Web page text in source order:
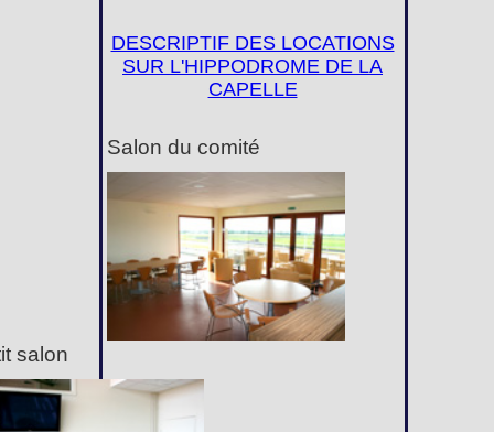
DESCRIPTIF DES LOCATIONS
SUR L'HIPPODROME DE LA
CAPELLE
Salon du comité
salon